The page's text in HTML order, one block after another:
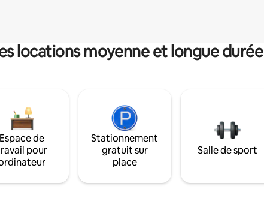
locations moyenne et longue durée
Espace de
pour
Stationnement
gratuit sur
place
Salle de sport